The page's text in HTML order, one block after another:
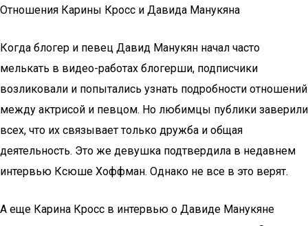
Отношения Карины Кросс и Давида Манукяна
Когда блогер и певец Давид Манукян начал часто
мелькать в видео-работах блогерши, подписчики
возликовали и попытались узнать подробности отношений
между актрисой и певцом. Но любимцы публики заверили
всех, что их связывает только дружба и общая
деятельность. Это же девушка подтвердила в недавнем
интервью Ксюше Хоффман. Однако не все в это верят.
А еще Карина Кросс в интервью о Давиде Манукяне